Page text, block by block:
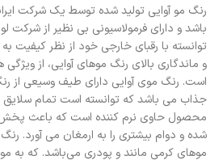
رنگ مو آوایی تولید شده توسط یک شرکت
باشد و دارای فرمولاسیونی بی نظیر از شرکت
توانسته با رقبای خارجی خود از نظر کیفیت
و ماندگاری بالای رنگ موهای آوایی، از
است. رنگ موی آوایی دارای طیف وسیعی از
جذاب می باشد که توانسته است تمام
محصول حاوی نرم کننده است که باعث پخش
شده و دوام بیشتری را به ارمغان می آورد.
موهای کرمی مانند و پودری می‌باشد. که به